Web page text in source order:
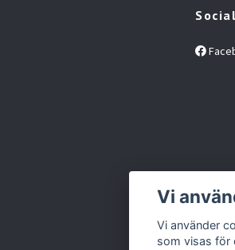
Vi
Vi använder
som visas för